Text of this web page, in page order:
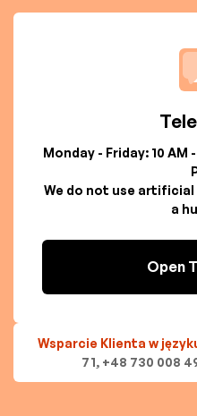
Monday - Friday: 10 AM
We do not use
a
Open
Wsparcie Klienta w
71, +48 730 008